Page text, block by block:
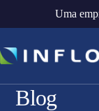
Uma
Blog